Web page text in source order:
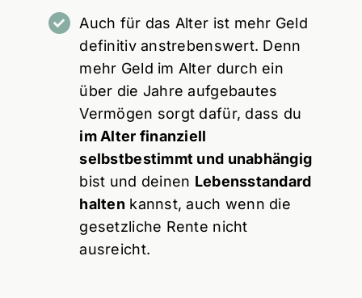
Auch für das Alter ist mehr Geld
definitiv anstrebenswert. Denn
mehr Geld im Alter durch ein
über die Jahre aufgebautes
Vermögen sorgt dafür, dass du
im Alter finanziell
selbstbestimmt und unabhängig
bist und deinen Lebensstandard
halten kannst, auch wenn die
gesetzliche Rente nicht
ausreicht.